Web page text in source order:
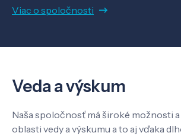
Know-how
Viac o spoločnosti
Veda a výskum
Naša spoločnosť má široké možnosti
oblasti vedy a výskumu a to aj vďaka